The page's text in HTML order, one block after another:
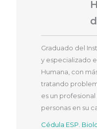
Graduado del
y especializado
Humana, con
tratando
es un
personas en su
Cédula ESP.